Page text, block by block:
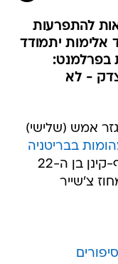
להתפרעות
יתמודד
בפרלמנט:
צדק - לא
אמש (שלישי)
בבריטניה
בשבוע שעבר. השניים, פרי סטקליף-קינן בן ה-22
20 נעצרו במחוז צ'שייר